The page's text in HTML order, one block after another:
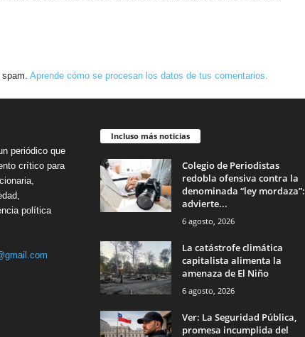
Aprende cómo se procesan los datos de tus comentarios.
periódico que
crítico para
política
Incluso más noticias
Colegio de Periodistas
redobla ofensiva contra la
denominada “ley mordaza”:
advierte...
6 agosto, 2026
La catástrofe climática
capitalista alimenta la
amenaza de El Niño
6 agosto, 2026
Ver: La Seguridad Pública,
promesa incumplida del